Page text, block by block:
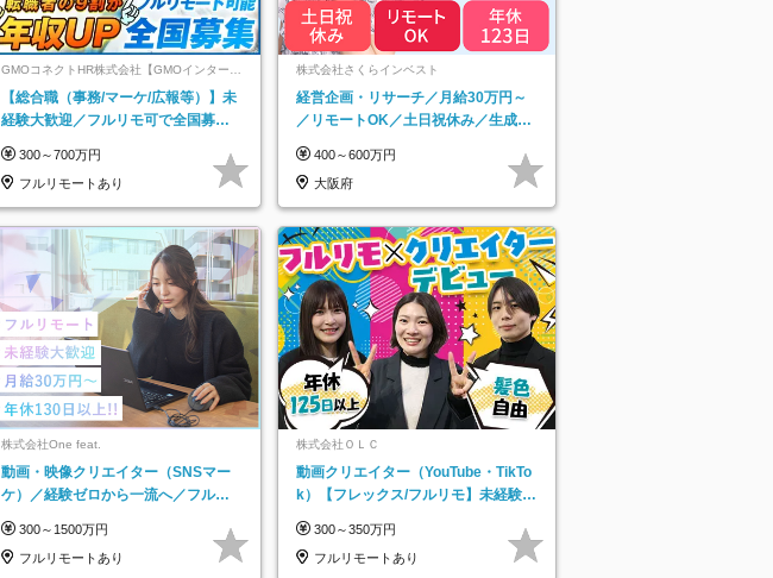
GMOコネクトHR株式会社【GMOインターネ
ットグループ】
【総合職（事務/マーケ/広報等）】未
経験大歓迎／フルリモ可で全国募
★
300～700万円
フルリモートあり
株式会社さくらインベスト
経営企画・リサーチ／月給30万円～
／リモートOK／土日祝休み／生成AI
400～600万円
大阪府
株式会社One feat.
動画・映像クリエイター（SNSマー
ケ）／経験ゼロから一流へ／フルリ
日以上
300～1500万円
フルリモートあり
株式会社ＯＬＣ
動画クリエイター（YouTube・TikTo
k）【フレックス/フルリモ】未経験O
300～350万円
フルリモートあり